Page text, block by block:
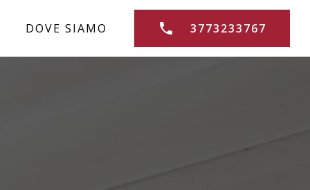
DOVE SIAMO 3773233767